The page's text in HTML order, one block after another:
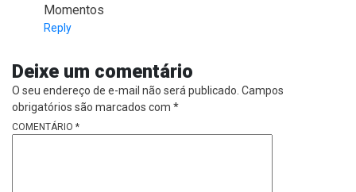
Momentos
Reply
Deixe um comentário
O seu endereço de e-mail não será publicado. Campos
obrigatórios são marcados com *
COMENTÁRIO *